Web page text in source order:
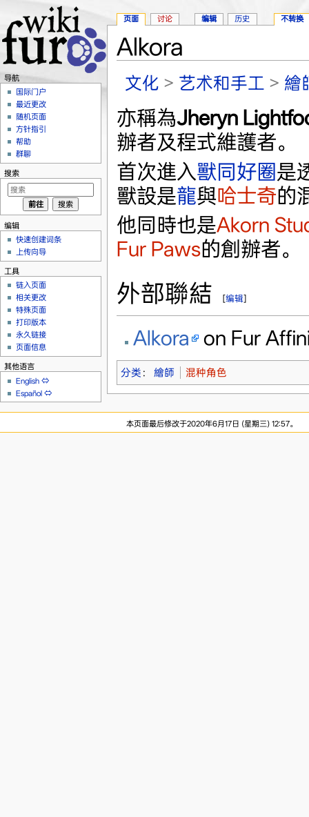
Alkora
文化 > 艺术和手工 > 繪
亦稱為Jheryn
辦者及程式維護者。
首次進入獸同好圈是
獸設是龍與哈士奇的
他同時也是Akorn
Fur Paws的創辦者。
外部聯結 [编辑]
Alkora on Fur
分类 ： 繪師 混种角色
页面 讨论 编辑 历史 不转换
导航
国际门户
最近更改
随机页面
方针指引
帮助
群聊
搜索
编辑
快速创建词条
上传向导
工具
链入页面
相关更改
特殊页面
打印版本
永久链接
页面信息
其他语言
English ⇔
Español ⇔
本页面最后修改于2020年6月17日 (星期三) 12:57。